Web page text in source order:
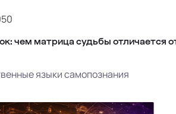
чем матрица судьбы отличается
языки самопознания